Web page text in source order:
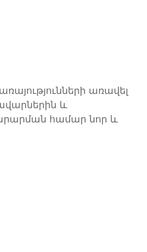
առավել
և
համար նոր և